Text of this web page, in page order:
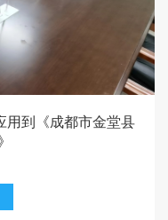
用到《成都市金堂县